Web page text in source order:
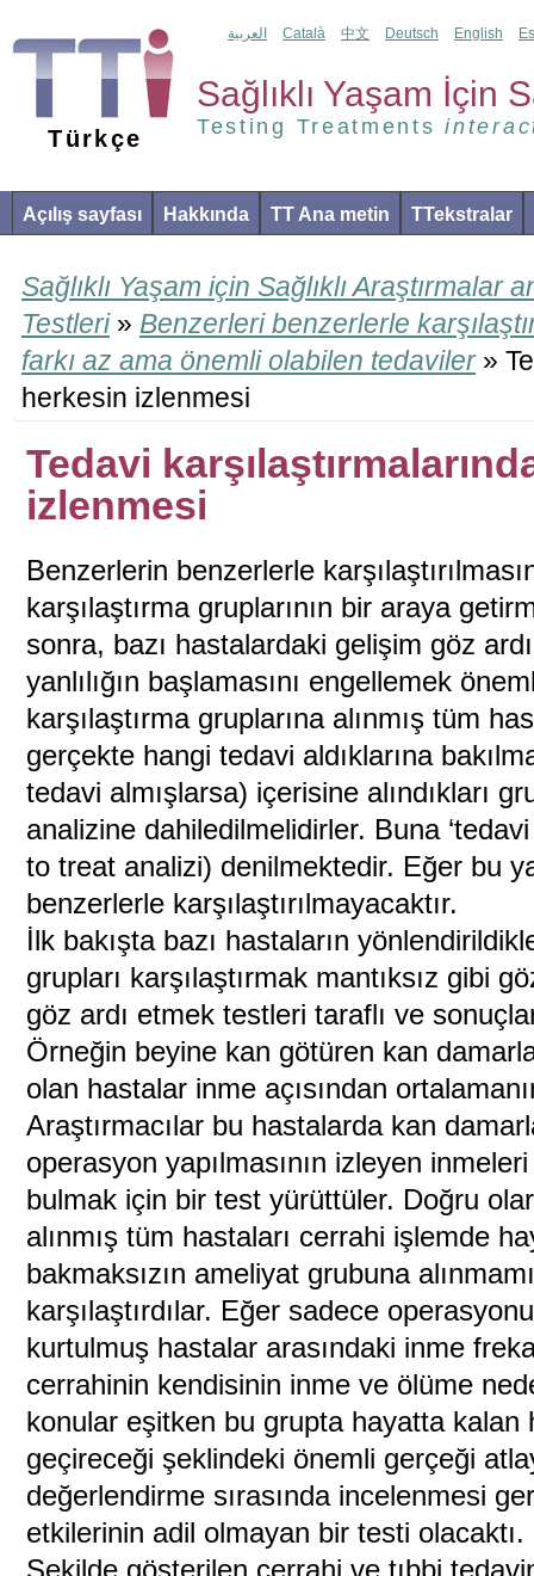
Türkçe
Sağlıklı Yaşam İçin
Testing Treatments
العربية Català 中文 Deutsch English
Açılış sayfası Hakkında TT Ana metin TTekstralar
Sağlıklı Yaşam için Sağlıklı Araştırmalar
Testleri» Benzerleri benzerlerle
farkı az ama önemli olabilen tedaviler»
herkesin izlenmesi
Tedavi
izlenmesi
Benzerlerin benzerlerle
karşılaştırma gruplarının bir araya
sonra, bazı hastalardaki gelişim göz
yanlılığın başlamasını engellemek
karşılaştırma gruplarına alınmış tüm
gerçekte hangi tedavi aldıklarına
tedavi almışlarsa) içerisine alındıkları
analizine dahiledilmelidirler. Buna
to treat analizi) denilmektedir. Eğer bu
benzerlerle karşılaştırılmayacaktır.
İlk bakışta bazı hastaların
grupları karşılaştırmak mantıksız gibi
göz ardı etmek testleri taraflı ve
Örneğin beyine kan götüren kan
olan hastalar inme açısından
Araştırmacılar bu hastalarda kan
operasyon yapılmasının izleyen
bulmak için bir test yürüttüler. Doğru
alınmış tüm hastaları cerrahi işlemde
bakmaksızın ameliyat grubuna
karşılaştırdılar. Eğer sadece
kurtulmuş hastalar arasındaki inme
cerrahinin kendisinin inme ve ölüme
konular eşitken bu grupta hayatta kalan
geçireceği şeklindeki önemli gerçeği
değerlendirme sırasında incelenmesi
etkilerinin adil olmayan bir testi olacaktı.
Şekilde gösterilen cerrahi ve tıbbi